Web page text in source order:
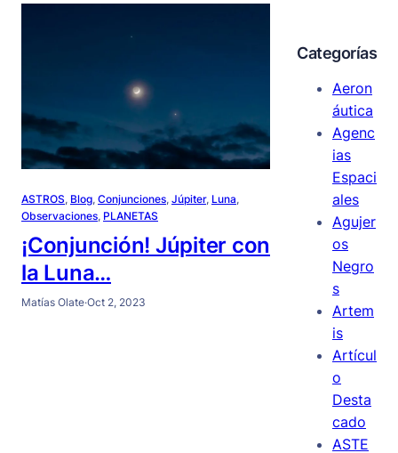
ASTROS, Blog, Conjunciones, Júpiter, Luna
Observaciones, PLANETAS
¡Conjunción! Júpiter con
la Luna…
Matías Olate·Oct 2, 2023
Categorías
Aeron
áutica
Agenc
ias
Espaci
ales
Agujer
os
Negro
s
Artem
is
Artícul
o
Desta
cado
ASTE